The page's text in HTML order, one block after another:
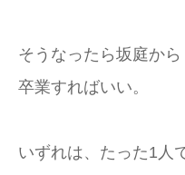
そうなったら坂庭から
卒業すればいい。
いずれは、たった1人